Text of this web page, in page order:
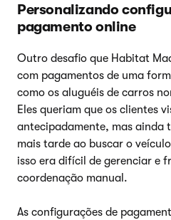
Personalizando
pagamento online
Outro desafio que Habitat
com pagamentos de uma
como os aluguéis de carros
Eles queriam que os clientes
antecipadamente, mas ainda
mais tarde ao buscar o
isso era difícil de gerenciar e
coordenação manual.
As configurações de